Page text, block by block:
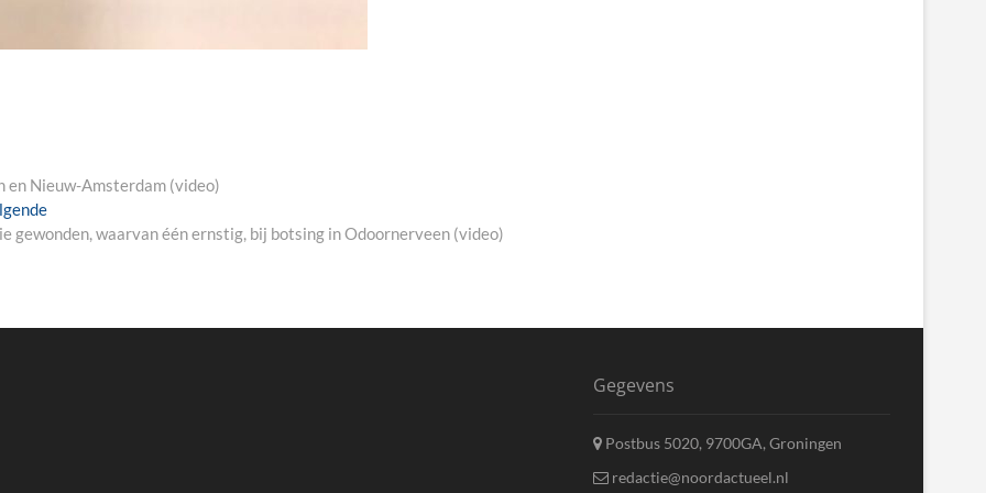
en Nieuw-Amsterdam (video)
Next
post:
gewonden, waarvan één ernstig, bij botsing in Odoornerveen (video)
Gegevens
Postbus 5020, 9700GA, Groningen
redactie@noordactueel.nl